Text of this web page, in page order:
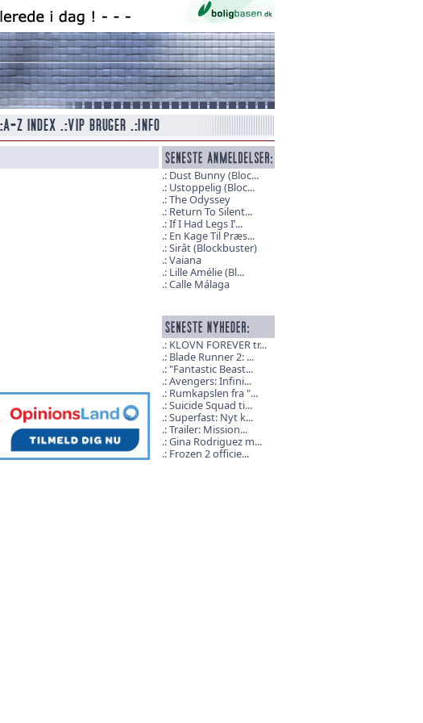
Dust Bunny (Bloc...
Ustoppelig (Bloc...
The Odyssey
Return To Silent...
If I Had Legs I’...
En Kage Til Præs...
Sirât (Blockbuster)
Vaiana
Lille Amélie (Bl...
Calle Málaga
KLOVN FOREVER tr...
Blade Runner 2: ...
"Fantastic Beast...
Avengers: Infini...
Rumkapslen fra "...
Suicide Squad ti...
Superfast: Nyt k...
Trailer: Mission...
Gina Rodriguez m...
Frozen 2 officie...